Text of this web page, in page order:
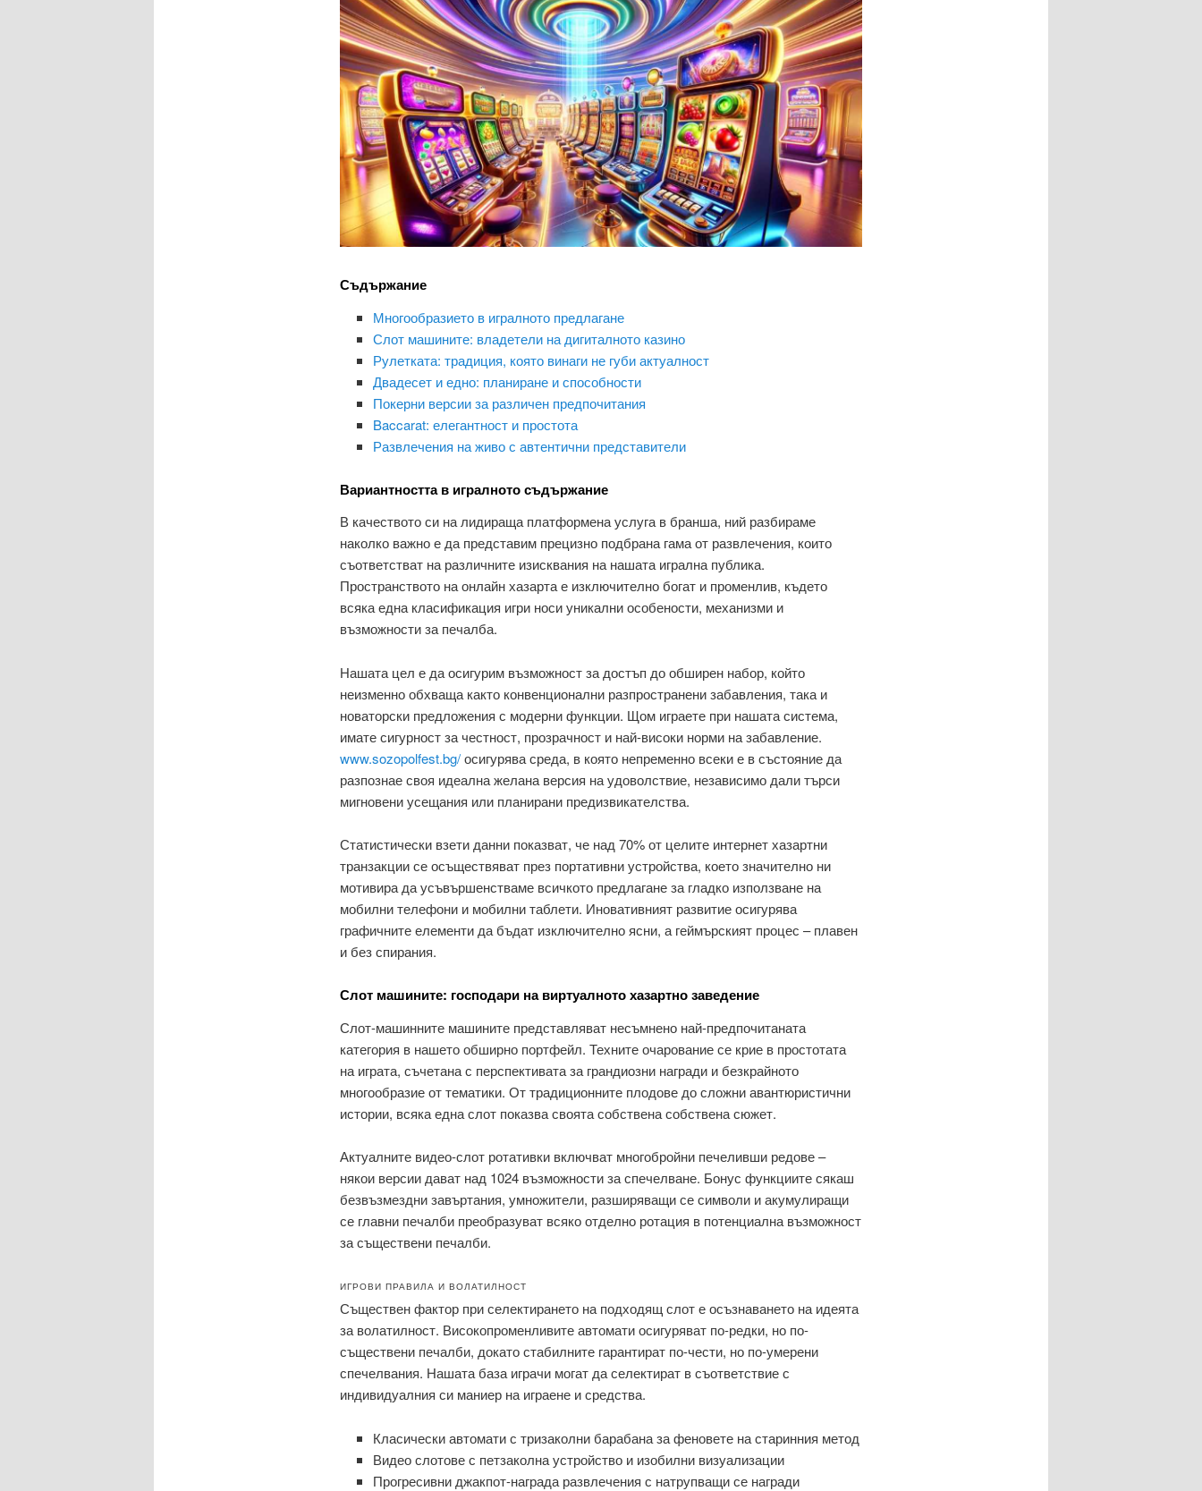
Съдържание
Многообразието в игралното предлагане
Слот машините: владетели на дигиталното казино
Рулетката: традиция, която винаги не губи актуалност
Двадесет и едно: планиране и способности
Покерни версии за различен предпочитания
Baccarat: елегантност и простота
Развлечения на живо с автентични представители
Вариантността в игралното съдържание
В качеството си на лидираща платформена услуга в бранша, ний разбираме
наколко важно е да представим прецизно подбрана гама от развлечения, които
съответстват на различните изисквания на нашата игрална публика.
Пространството на онлайн хазарта е изключително богат и променлив, където
всяка една класификация игри носи уникални особености, механизми и
възможности за печалба.
Нашата цел е да осигурим възможност за достъп до обширен набор, който
неизменно обхваща както конвенционални разпространени забавления, така и
новаторски предложения с модерни функции. Щом играете при нашата система,
имате сигурност за честност, прозрачност и най-високи норми на забавление.
www.sozopolfest.bg/осигурява среда, в която непременно всеки е в състояние да
разпознае своя идеална желана версия на удоволствие, независимо дали търси
мигновени усещания или планирани предизвикателства.
Статистически взети данни показват, че над 70% от целите интернет хазартни
транзакции се осъществяват през портативни устройства, което значително ни
мотивира да усъвършенстваме всичкото предлагане за гладко използване на
мобилни телефони и мобилни таблети. Иновативният развитие осигурява
графичните елементи да бъдат изключително ясни, а геймърският процес – плавен
и без спирания.
Слот машините: господари на виртуалното хазартно заведение
Слот-машинните машините представляват несъмнено най-предпочитаната
категория в нашето обширно портфейл. Техните очарование се крие в простотата
на играта, съчетана с перспективата за грандиозни награди и безкрайното
многообразие от тематики. От традиционните плодове до сложни авантюристични
истории, всяка една слот показва своята собствена собствена сюжет.
Актуалните видео-слот ротативки включват многобройни печеливши редове –
някои версии дават над 1024 възможности за спечелване. Бонус функциите сякаш
безвъзмездни завъртания, умножители, разширяващи се символи и акумулиращи
се главни печалби преобразуват всяко отделно ротация в потенциална възможност
за съществени печалби.
ИГРОВИ ПРАВИЛА И ВОЛАТИЛНОСТ
Съществен фактор при селектирането на подходящ слот е осъзнаването на идеята
за волатилност. Високопроменливите автомати осигуряват по-редки, но по-
съществени печалби, докато стабилните гарантират по-чести, но по-умерени
спечелвания. Нашата база играчи могат да селектират в съответствие с
индивидуалния си маниер на играене и средства.
Класически автомати с тризаколни барабана за феновете на старинния метод
Видео слотове с петзаколна устройство и изобилни визуализации
Прогресивни джакпот-награда развлечения с натрупващи се награди